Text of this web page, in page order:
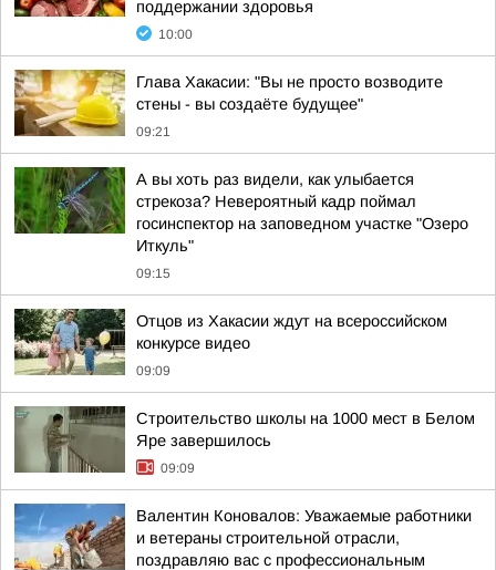
поддержании здоровья
10:00
Глава Хакасии: "Вы не просто возводите
стены - вы создаёте будущее"
09:21
А вы хоть раз видели, как улыбается
стрекоза? Невероятный кадр поймал
госинспектор на заповедном участке "Озеро
Иткуль"
09:15
Отцов из Хакасии ждут на всероссийском
конкурсе видео
09:09
Строительство школы на 1000 мест в Белом
Яре завершилось
09:09
Валентин Коновалов: Уважаемые работники
и ветераны строительной отрасли,
поздравляю вас с профессиональным